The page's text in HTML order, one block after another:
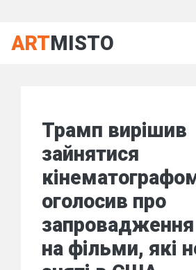
ARTMISTO
Трамп вирішив
зайнятися
оголосив про
на фільми, які